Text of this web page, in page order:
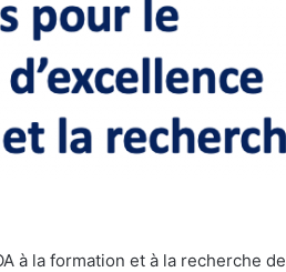
à la formation et à la recherche de